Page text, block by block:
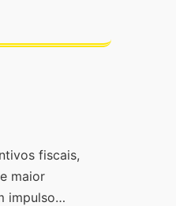
fiscais,
maior
impulso…